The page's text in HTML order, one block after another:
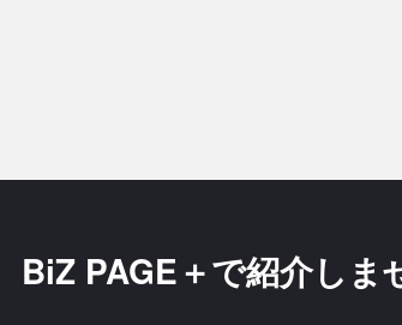
BiZ PAGE＋で紹介しま